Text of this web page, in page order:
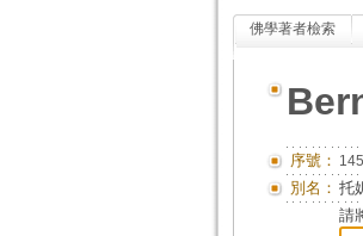
佛學著者檢索
序號：
別名： 托
請